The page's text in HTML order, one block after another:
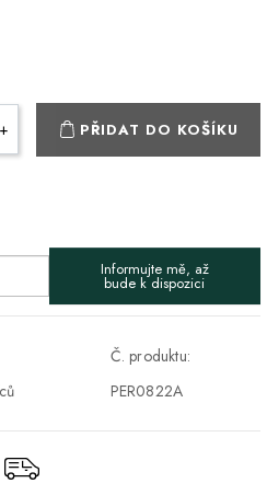
pracovné dni ZDARMA
+ PŘIDAT DO KOŠÍKU
Informujte mě, až
bude k dispozici
Č. produktu:
PER0822A